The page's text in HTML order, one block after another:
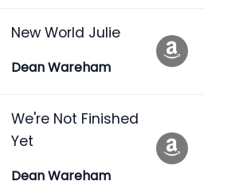
New World Julie
Dean Wareham
We're Not Finished
Yet
Dean Wareham